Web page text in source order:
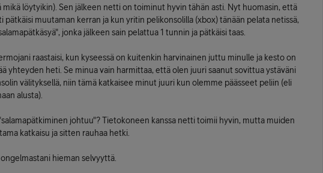
mikä löytyikin). Sen jälkeen netti on toiminut hyvin tähän asti. Nyt huomasin, että
pätkäisi muutaman kerran ja kun yritin pelikonsolilla (xbox) tänään pelata netissä,
jonka jälkeen sain pelattua 1 tunnin ja pätkäisi taas.
raastaisi, kun kyseessä on kuitenkin harvinainen juttu minulle ja kesto on
yhteyden heti. Se minua vain harmittaa, että olen juuri saanut sovittua ystäväni
välityksellä, niin tämä katkaisee minut juuri kun olemme päässeet peliin (eli
alusta).
johtuu"? Tietokoneen kanssa netti toimii hyvin, mutta muiden
katkaisu ja sitten rauhaa hetki.
hieman selvyyttä.